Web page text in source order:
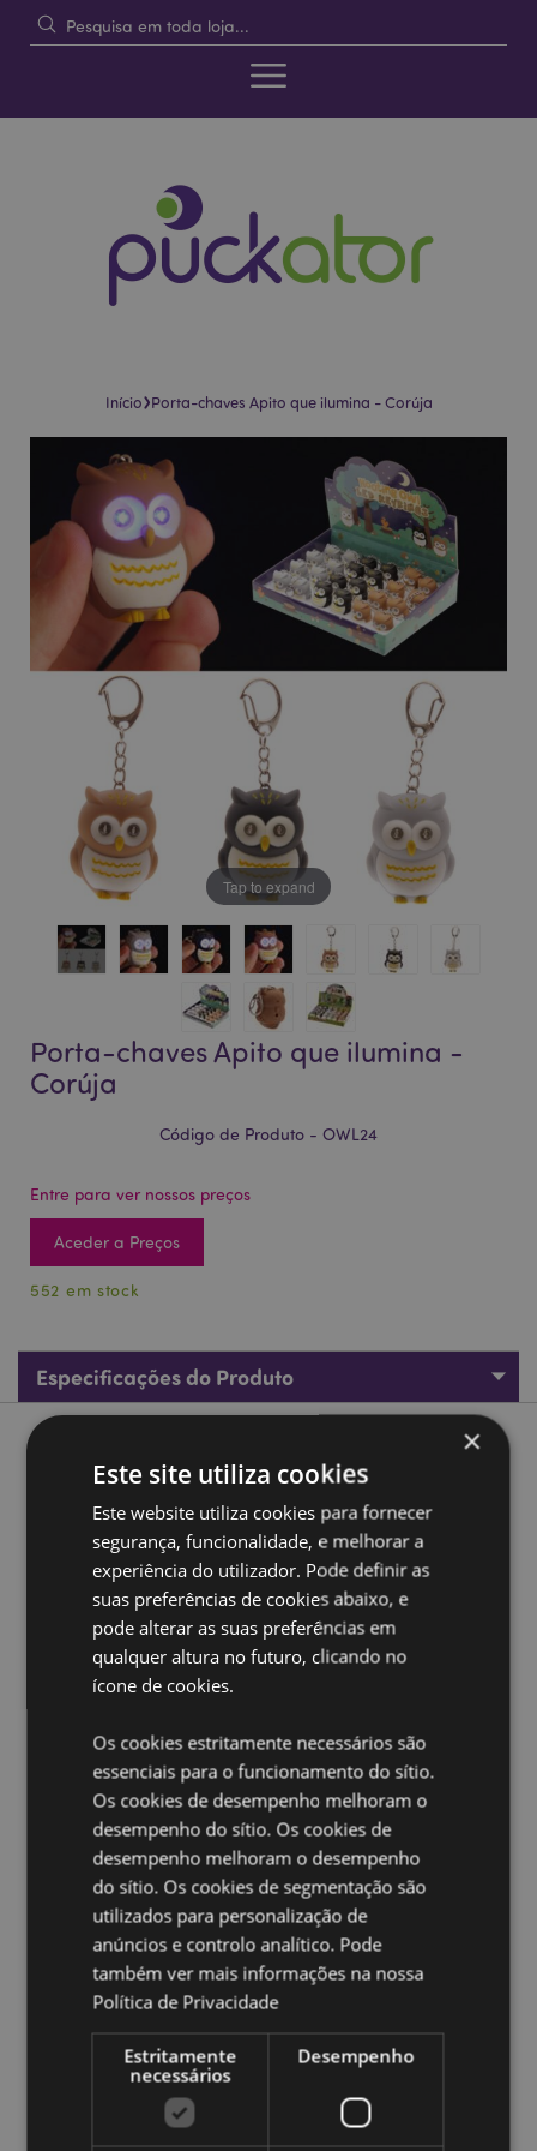
Início›Porta-chaves Apito que ilumina - Corúja
final
da
Galeria
imagens
início
da
Galeria
imagens
Tap to expand
Porta-chaves Apito que ilumina -
Corúja
Código de Produto - OWL24
Entre para ver nossos preços
Aceder a Preços
552 em stock
Especificações do Produto
Porta-chaves Apito que ilumina - Corúja
Material:Plástico e Metal
Som:Sim
Marcação CE:
Nao Apto Para:0 - 3 Anos
EN71:Sim
Ampliar informação:
Quer saber mais acerca de comprar na Puckator?
a nossaGuia de informação para o cliente.
Caracteristicas do Produto
Comprimento Incluindo Cadeia 8.5cm Owl 4.5 x
5055071685910
288
×
Este site utiliza cookies
Este website utiliza cookies para fornecer
segurança, funcionalidade, e melhorar a
experiência do utilizador. Pode definir as
suas preferências de cookies abaixo, e
pode alterar as suas preferências em
qualquer altura no futuro, clicando no
ícone de cookies.
Os cookies estritamente necessários são
essenciais para o funcionamento do sítio.
Os cookies de desempenho melhoram o
desempenho do sítio. Os cookies de
desempenho melhoram o desempenho
do sítio. Os cookies de segmentação são
utilizados para personalização de
anúncios e controlo analítico. Pode
também ver mais informações na nossa
Política de Privacidade
Estritamente
necessários
Desempenho